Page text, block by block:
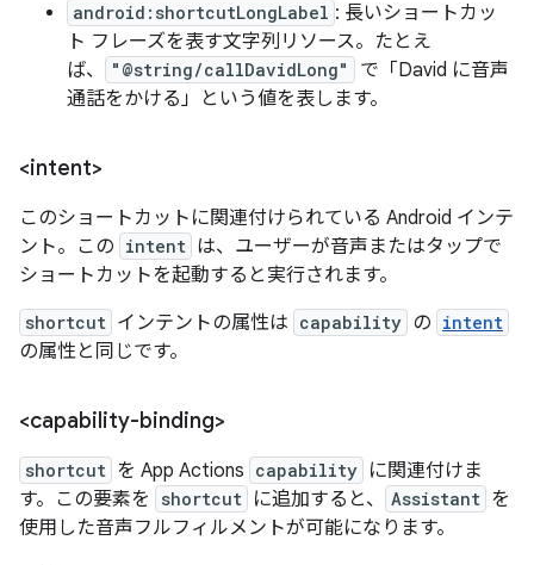
android:shortcutLongLabel : 長いショートカッ
ト フレーズを表す文字列リソース。たとえ
ば、
"@string/callDavidLong"
で「David に音声
通話をかける」という値を表します。
<intent>
このショートカットに関連付けられている Android インテ
ント。この intent は、ユーザーが音声またはタップで
ショートカットを起動すると実行されます。
shortcut インテントの属性は capability の intent
の属性と同じです。
<capability-binding>
shortcut を App Actions capability に関連付けま
す。この要素を
shortcut に追加すると、 Assistant を
使用した音声フルフィルメントが可能になります。